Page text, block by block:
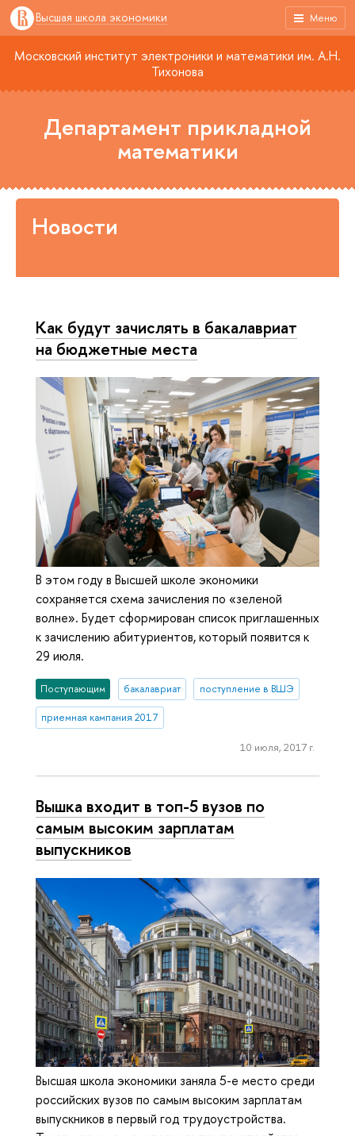
Меню
Высшая школа экономики
Московский институт электроники и математики им. А.Н.
Тихонова
Департамент прикладной
математики
Новости
Как будут зачислять в бакалавриат
на бюджетные места
В этом году в Высшей школе экономики
сохраняется схема зачисления по «зеленой
волне». Будет сформирован список приглашенных
к зачислению абитуриентов, который появится к
29 июля.
Поступающим бакалавриат поступление в ВШЭ
приемная кампания 2017
10 июля, 2017 г.
Вышка входит в топ-5 вузов по
самым высоким зарплатам
выпускников
Высшая школа экономики заняла 5-е место среди
российских вузов по самым высоким зарплатам
выпускников в первый год трудоустройства.